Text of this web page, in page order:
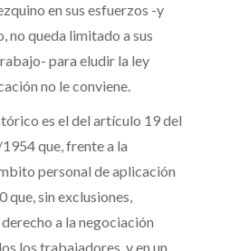
en sus esfuerzos -y
no queda limitado a sus
para eludir la ley
no le conviene.
es el del artículo 19 del
que, frente a la
personal de aplicación
que, sin exclusiones,
a la negociación
los trabajadores, y en un